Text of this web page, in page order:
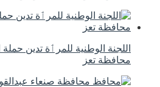
اللجنة الوطنية للمرٲة تدين
محافظة تعز